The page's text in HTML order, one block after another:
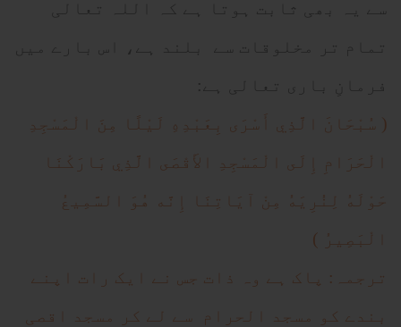
سے یہ بھی ثابت ہوتا ہے کہ اللہ تعالی
تمام تر مخلوقات سے بلند ہے، اس بارے میں
فرمانِ باری تعالی ہے:
( سُبْحَانَ الَّذِي أَسْرَى بِعَبْدِهِ لَيْلًا مِنَ الْمَسْجِدِ
الْحَرَامِ إِلَى الْمَسْجِدِ الأَقْصَى الَّذِي بَارَكْنَا
حَوْلَهُ لِنُرِيَهُ مِنْ آيَاتِنَا إِنَّه هُوَ السَّمِيعُ
الْبَصِيرُ )
ترجمہ: پاک ہے وہ ذات جس نے ایک رات اپنے
بندے کو مسجد الحرام سے لے کر مسجد اقصی